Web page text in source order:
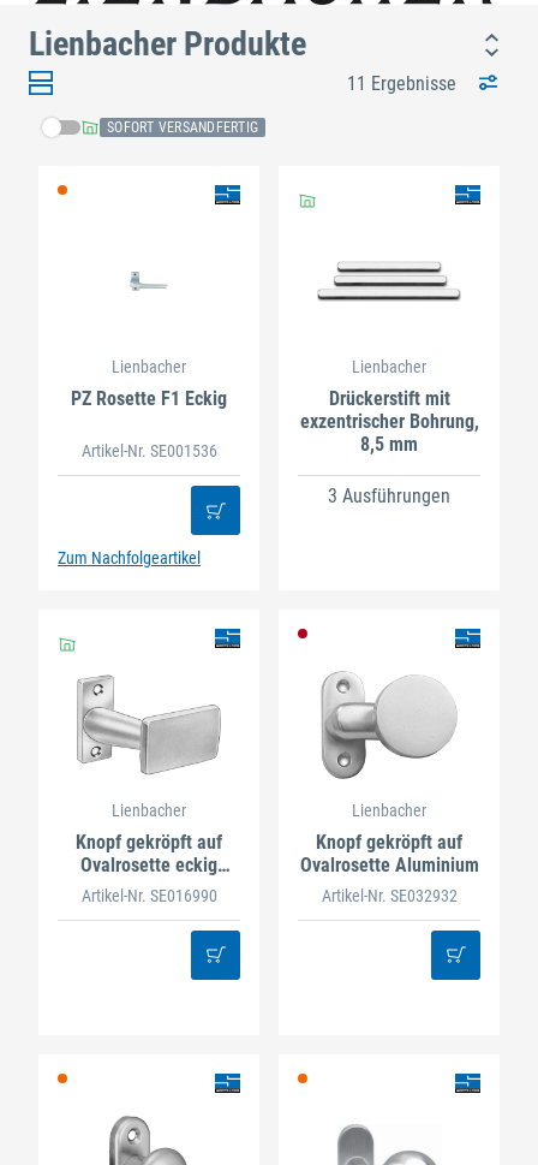
Lienbacher Produkte
11 Ergebnisse
SOFORT VERSANDFERTIG
Lienbacher
PZ Rosette F1 Eckig
Artikel-Nr. SE001536
Zum Nachfolgeartikel
Lienbacher
Drückerstift mit
exzentrischer Bohrung,
8,5 mm
3 Ausführungen
Lienbacher
Knopf gekröpft auf
Ovalrosette eckig
Aluminium
Artikel-Nr. SE016990
Lienbacher
Knopf gekröpft auf
Ovalrosette Aluminium
Artikel-Nr. SE032932